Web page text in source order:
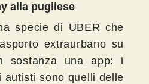
alla pugliese
specie di UBER che
extraurbano su
sostanza una app: i
autisti sono quelli delle